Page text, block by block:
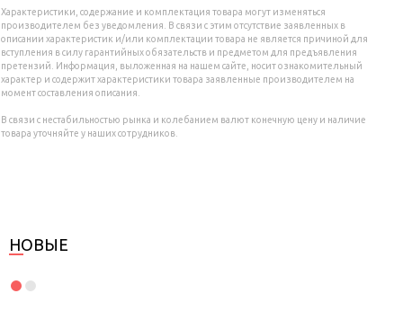
Характеристики, содержание и комплектация товара могут изменяться
производителем без уведомления. В связи с этим отсутствие заявленных в
описании характеристик и/или комплектации товара не является причиной для
вступления в силу гарантийных обязательств и предметом для предъявления
претензий. Информация, выложенная на нашем сайте, носит ознакомительный
характер и содержит характеристики товара заявленные производителем на
момент составления описания.
В связи с нестабильностью рынка и колебанием валют конечную цену и наличие
товара уточняйте у наших сотрудников.
НОВЫЕ